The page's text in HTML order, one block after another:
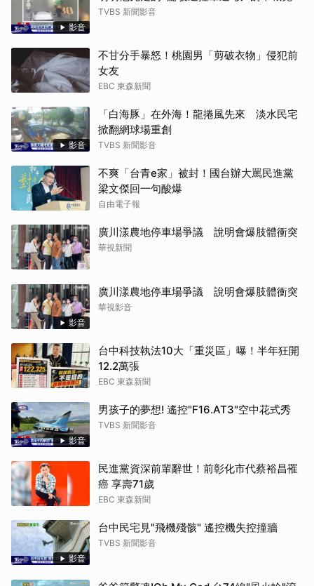
影音
TVBS 新聞影音
不甘分手暴怒！桃園男「剪破衣物」侵犯前
女友
EBC 東森新聞
影音
「白海豚」在外海！龍捲風先來 淡水民宅
掀翻網球場重創
TVBS 新聞影音
不爽「台青e家」被封！國台辦大罵民進黨
梁文傑回一句酸爆
自由電子報
廣川漾農地停車場爭議 說明會爆肢體衝突
華視新聞
影音
廣川漾農地停車場爭議 說明會爆肢體衝突
華視影音
台中科技執法10大「重災區」曝！半年狂開
12.2萬張
EBC 東森新聞
影音
男孩子的夢想! 遙控"F16.AT3"空中花式秀
TVBS 新聞影音
民進黨資深前輩辭世！前彰化市代蔡裕昌罹
癌 享壽71歲
EBC 東森新聞
影音
台中民宅見"飛機殘骸" 遙控機失控撞牆
TVBS 新聞影音